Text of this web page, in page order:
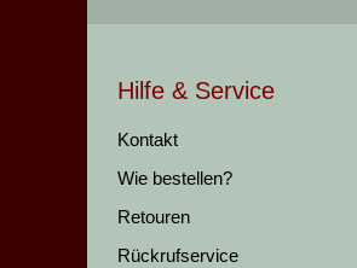
Hilfe & Service
Kontakt
Wie bestellen?
Retouren
Rückrufservice